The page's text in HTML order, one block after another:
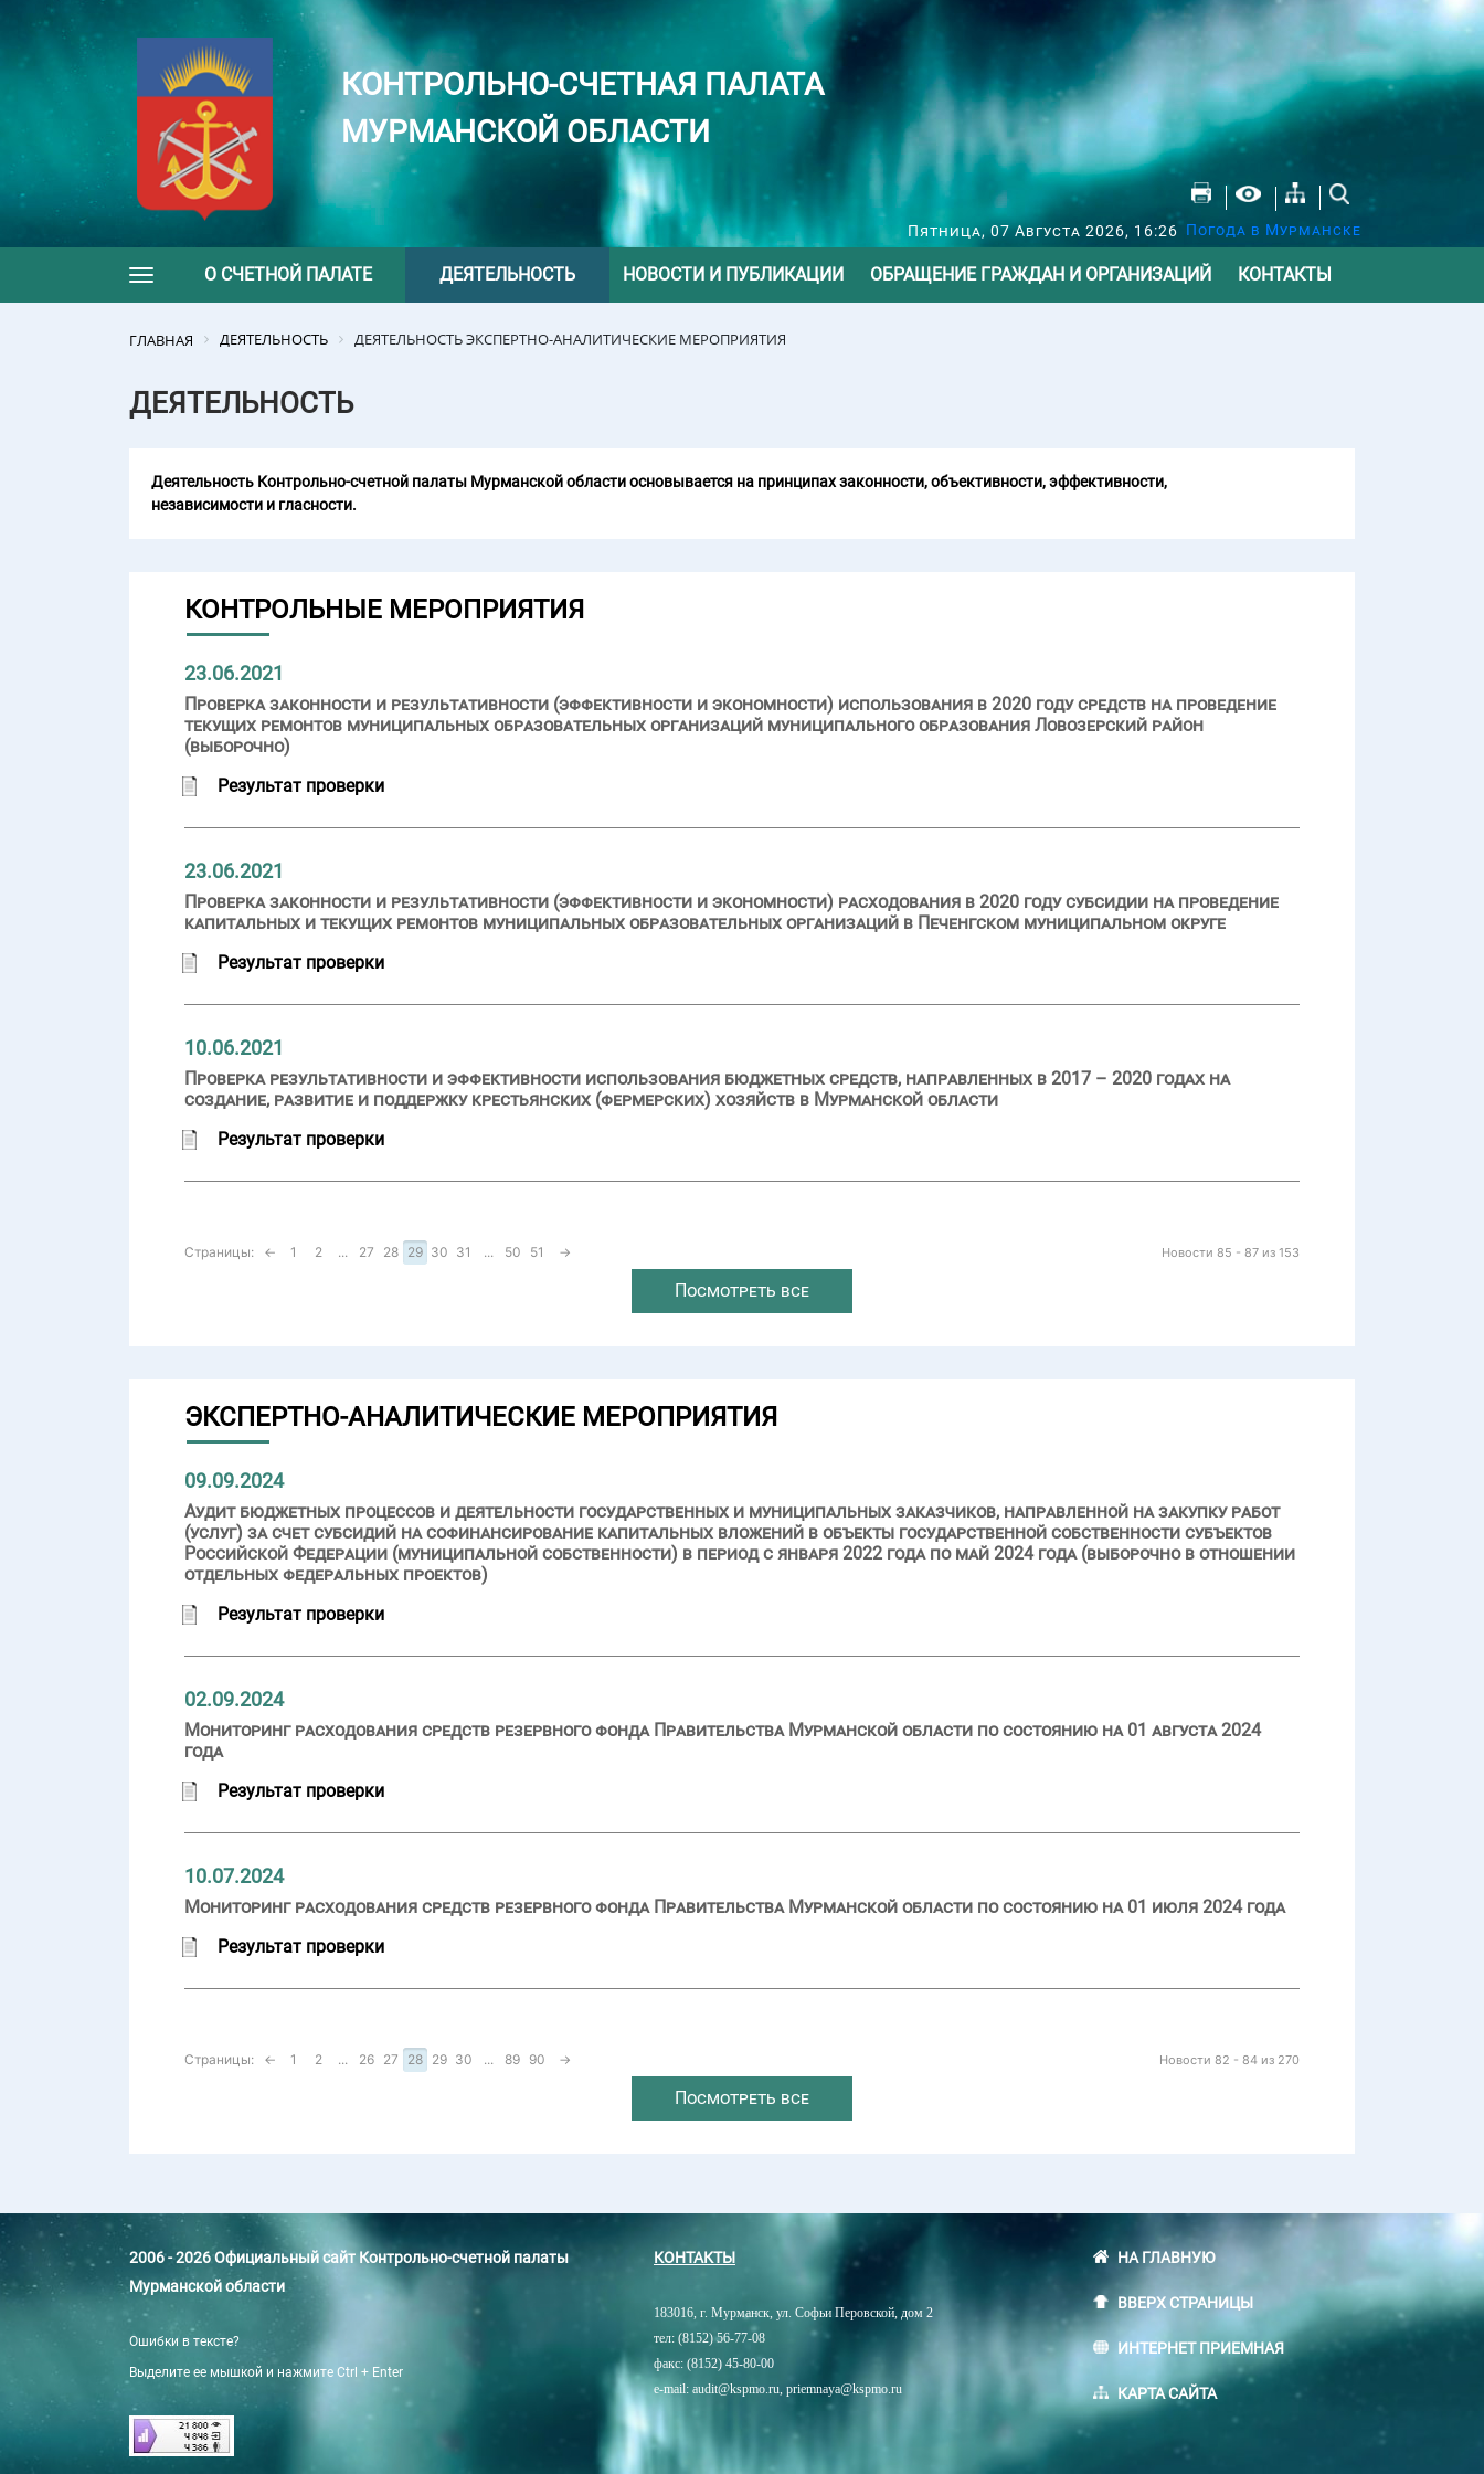
КОНТРОЛЬНО-СЧЕТНАЯ ПАЛАТА
МУРМАНСКОЙ ОБЛАСТИ
Пятница, 07 Августа 2026, 16:26 Погода в Мурманске
Toggle navigation
О СЧЕТНОЙ ПАЛАТЕ ДЕЯТЕЛЬНОСТЬ НОВОСТИ И ПУБЛИКАЦИИ ОБРАЩЕНИЕ ГРАЖДАН И ОРГАНИЗАЦИЙ КОНТАКТЫ
ГЛАВНАЯ ДЕЯТЕЛЬНОСТЬ ДЕЯТЕЛЬНОСТЬ ЭКСПЕРТНО-АНАЛИТИЧЕСКИЕ МЕРОПРИЯТИЯ
ДЕЯТЕЛЬНОСТЬ
Деятельность Контрольно-счетной палаты Мурманской области основывается на принципах законности, объективности, эффективности,
независимости и гласности.
КОНТРОЛЬНЫЕ МЕРОПРИЯТИЯ
23.06.2021
Проверка законности и результативности (эффективности и экономности) использования в 2020 году средств на проведение
текущих ремонтов муниципальных образовательных организаций муниципального образования Ловозерский район
(выборочно)
Результат проверки
23.06.2021
Проверка законности и результативности (эффективности и экономности) расходования в 2020 году субсидии на проведение
капитальных и текущих ремонтов муниципальных образовательных организаций в Печенгском муниципальном округе
Результат проверки
10.06.2021
Проверка результативности и эффективности использования бюджетных средств, направленных в 2017 – 2020 годах на
создание, развитие и поддержку крестьянских (фермерских) хозяйств в Мурманской области
Результат проверки
Новости 85 - 87 из 153
Страницы: ← 1 2 ... 27 28 29 30 31 ... 50 51 →
Посмотреть все
ЭКСПЕРТНО-АНАЛИТИЧЕСКИЕ МЕРОПРИЯТИЯ
09.09.2024
Аудит бюджетных процессов и деятельности государственных и муниципальных заказчиков, направленной на закупку работ
(услуг) за счет субсидий на софинансирование капитальных вложений в объекты государственной собственности субъектов
Российской Федерации (муниципальной собственности) в период с января 2022 года по май 2024 года (выборочно в отношении
отдельных федеральных проектов)
Результат проверки
02.09.2024
Мониторинг расходования средств резервного фонда Правительства Мурманской области по состоянию на 01 августа 2024
года
Результат проверки
10.07.2024
Мониторинг расходования средств резервного фонда Правительства Мурманской области по состоянию на 01 июля 2024 года
Результат проверки
Новости 82 - 84 из 270
Страницы: ← 1 2 ... 26 27 28 29 30 ... 89 90 →
Посмотреть все
2006 - 2026 Официальный сайт Контрольно-счетной палаты
Мурманской области
Ошибки в тексте?
Выделите ее мышкой и нажмите Ctrl + Enter
КОНТАКТЫ
183016, г. Мурманск, ул. Софьи Перовской, дом 2
тел: (8152) 56-77-08
факс: (8152) 45-80-00
e-mail: audit@kspmo.ru, priemnaya@kspmo.ru
НА ГЛАВНУЮ
ВВЕРХ СТРАНИЦЫ
ИНТЕРНЕТ ПРИЕМНАЯ
КАРТА САЙТА